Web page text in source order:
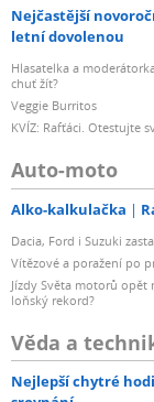
Nejčastější
letní dovolenou
Hlasatelka a
chuť žít?
Veggie Burritos
KVÍZ: Rafťáci. Otestujte
Auto-moto
Alko-kalkulačka
Dacia, Ford i Suzuki
Vítězové a poražení po
Jízdy Světa motorů
loňský rekord?
Věda a
Nejlepší chytré